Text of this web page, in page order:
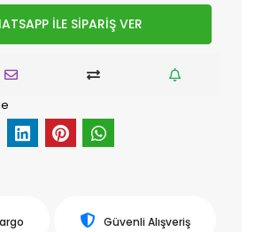
İLE SİPARİŞ VER
Güvenli Alışveriş